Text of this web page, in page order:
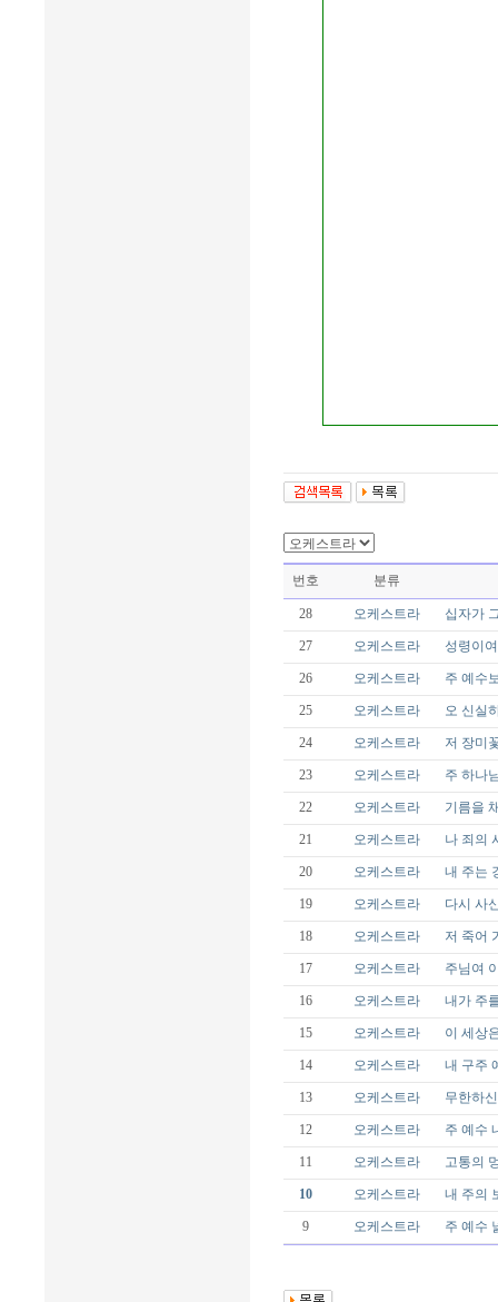
번호 분류
28 오케스트라 십자가
27 오케스트라 성령이
26 오케스트라 주 예수
25 오케스트라 오 신실
24 오케스트라 저 장미
23 오케스트라 주 하나
22 오케스트라 기름을
21 오케스트라 나 죄의
20 오케스트라 내 주는
19 오케스트라 다시 사
18 오케스트라 저 죽어
17 오케스트라 주님여
16 오케스트라 내가 주
15 오케스트라 이 세상
14 오케스트라 내 구주
13 오케스트라 무한하
12 오케스트라 주 예수
11 오케스트라 고통의
10 오케스트라 내 주의
9 오케스트라 주 예수